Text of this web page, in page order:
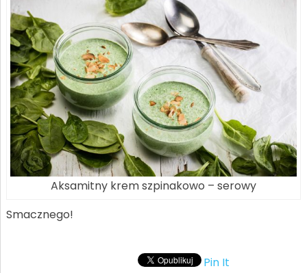
Aksamitny krem szpinakowo – serowy
Smacznego!
Pin It